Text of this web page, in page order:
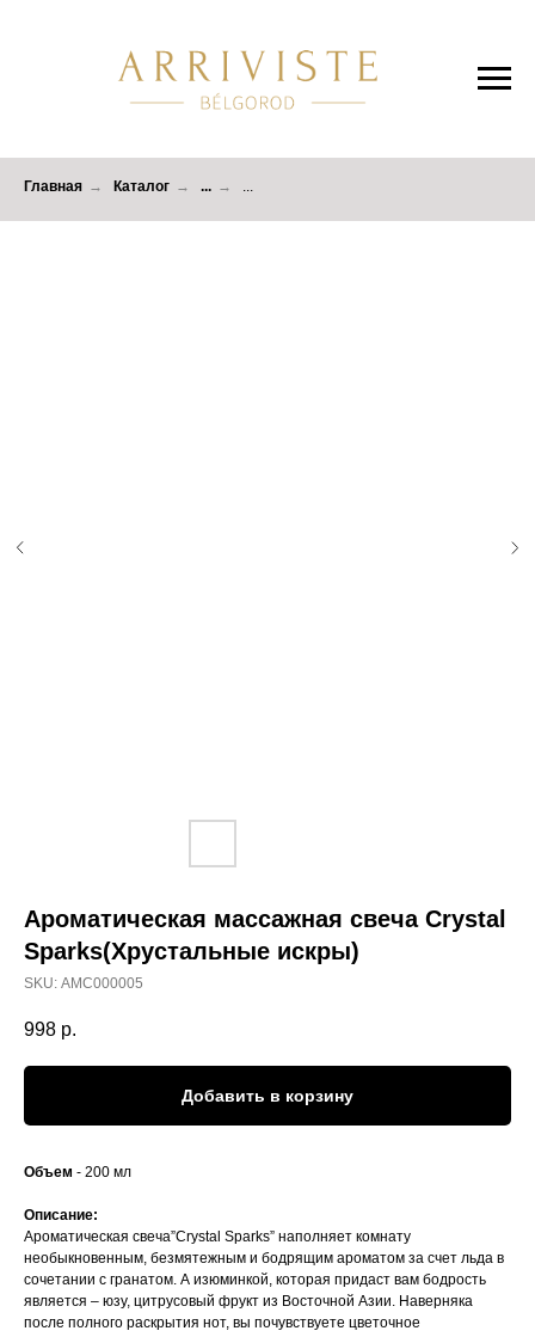
Главная → Каталог → ... →
Ароматическая массажная свеча Crystal
Sparks(Хрустальные искры)
SKU: АМС000005
998 р.
Добавить в корзину
Объем - 200 мл
Описание:
Ароматическая свеча”Crystal Sparks” наполняет комнату
необыкновенным, безмятежным и бодрящим ароматом за счет льда в
сочетании с гранатом. А изюминкой, которая придаст вам бодрость
является – юзу, цитрусовый фрукт из Восточной Азии. Наверняка
после полного раскрытия нот, вы почувствуете цветочное